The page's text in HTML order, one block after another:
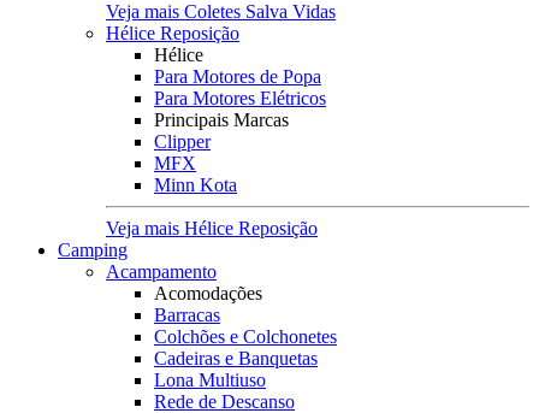
Veja mais Coletes Salva Vidas
Hélice Reposição
Hélice
Para Motores de Popa
Para Motores Elétricos
Principais Marcas
Clipper
MFX
Minn Kota
Veja mais Hélice Reposição
Camping
Acampamento
Acomodações
Barracas
Colchões e Colchonetes
Cadeiras e Banquetas
Lona Multiuso
Rede de Descanso